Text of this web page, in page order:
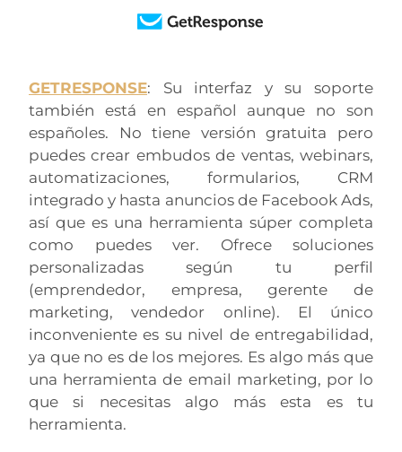
GETRESPONSE: Su interfaz y su soporte
también está en español aunque no son
españoles. No tiene versión gratuita pero
puedes crear embudos de ventas, webinars,
automatizaciones, formularios, CRM
integrado y hasta anuncios de Facebook Ads,
así que es una herramienta súper completa
como puedes ver. Ofrece soluciones
personalizadas según tu perfil
(emprendedor, empresa, gerente de
marketing, vendedor online). El único
inconveniente es su nivel de entregabilidad,
ya que no es de los mejores. Es algo más que
una herramienta de email marketing, por lo
que si necesitas algo más esta es tu
herramienta.